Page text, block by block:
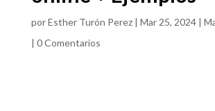
porEsther Turón Perez| Mar 25, 2024|
| 0 Comentarios